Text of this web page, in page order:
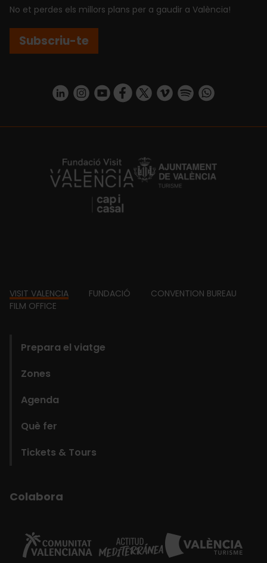
No et perdes els millors plans per a gaudir a València!
Subscriu-te
https://www.linkedin.com/company/turismo-valencia/mycompany/
https://www.instagram.com/visit_valencia/
https://www.youtube.com/user/
https://www.facebook.com/
https://twitter.com/
https://vimeo.com/
https://https://api.whatsapp.com/
https://fundacion.visitvalencia.com/
Footer
VISIT VALENCIA FUNDACIÓ
CONVENTION BUREAU
FILM OFFICE
Prepara el viatge
Zones
Agenda
Què fer
Tickets & Tours
Colabora